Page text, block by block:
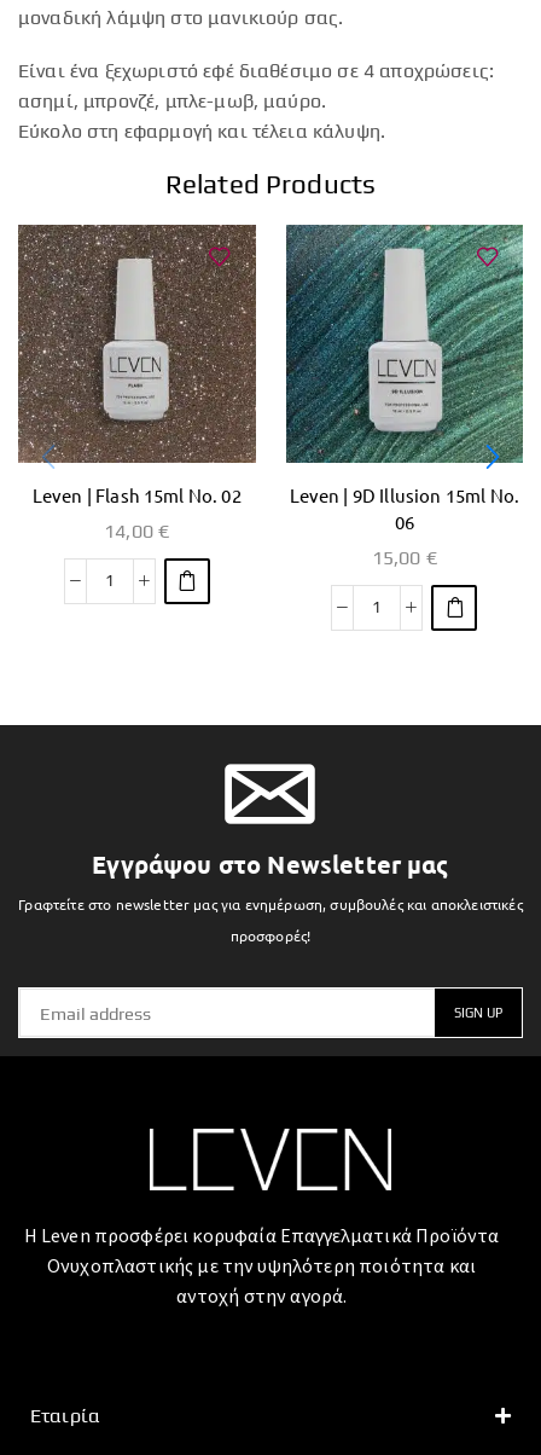
μοναδική λάμψη στο μανικιούρ σας.
Είναι ένα ξεχωριστό εφέ διαθέσιμο σε 4 αποχρώσεις:
ασημί, μπρονζέ, μπλε-μωβ, μαύρο.
Εύκολο στη εφαρμογή και τέλεια κάλυψη.
Related Products
Leven | Flash 15ml No. 02
14,00€
Leven | 9D Illusion 15ml No.
06
15,00 €
Εγγράψου στο Newsletter μας
Γραφτείτε στο newsletter μας για ενημέρωση, συμβουλές και αποκλειστικές
προσφορές!
Η Leven προσφέρει κορυφαία Επαγγελματικά Προϊόντα
Ονυχοπλαστικής με την υψηλότερη ποιότητα και
αντοχή στην αγορά.
Εταιρία